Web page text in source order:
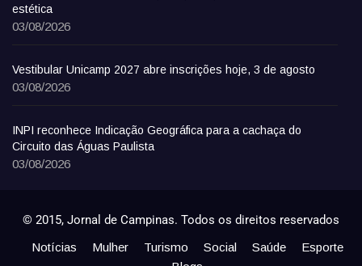
estética
03/08/2026
Vestibular Unicamp 2027 abre inscrições hoje, 3 de agosto
03/08/2026
INPI reconhece Indicação Geográfica para a cachaça do
Circuito das Águas Paulista
03/08/2026
© 2015, Jornal de Campinas. Todos os direitos reservados
Notícias Mulher Turismo Social Saúde
Esporte